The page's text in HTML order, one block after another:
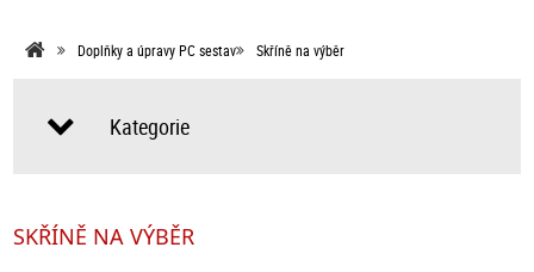
Doplňky a úpravy PC sestav Skříně na výběr
Kategorie
SKŘÍNĚ NA VÝBĚR